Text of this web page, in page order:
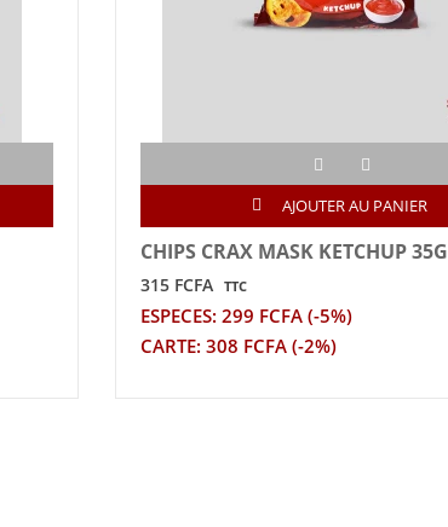
AJOUTER AU PANIER
CHIPS CRAX MASK KETCHUP 35G
315 FCFA TTC
ESPECES: 299 FCFA (-5%)
CARTE: 308 FCFA (-2%)